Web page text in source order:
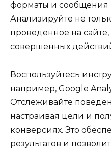
форматы и сообщения
Анализируйте не
проведенное на
совершенных
Воспользуйтесь
например, Google
Отслеживайте
настраивая цели и
конверсиях. Это
результатов и